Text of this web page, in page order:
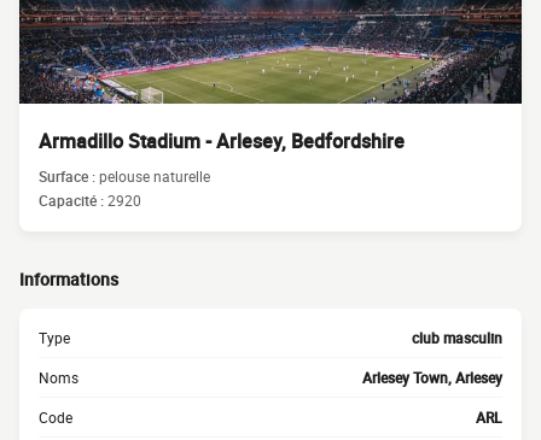
Armadillo Stadium - Arlesey, Bedfordshire
Surface :pelouse naturelle
Capacité :2920
Informations
Type club masculin
Noms Arlesey Town, Arlesey
Code ARL